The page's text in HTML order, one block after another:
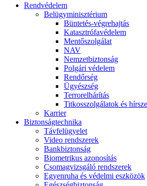
Rendvédelem
Belügyminisztérium
Büntetés-végrehajtás
Katasztrófavédelem
Mentőszolgálat
NAV
Nemzetbiztonság
Polgári védelem
Rendőrség
Ügyészség
Terrorelhárítás
Titkosszolgálatok és
Karrier
Biztonságtechnika
Távfelügyelet
Video rendszerek
Bankbiztonság
Biometrikus azonosítás
Csomagvizsgáló rendszerek
Egyenruha és védelmi eszközök